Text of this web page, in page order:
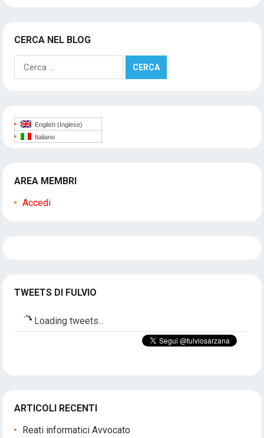
CERCA NEL BLOG
Ricerca
per:
English (Inglese)
Italiano
AREA MEMBRI
Accedi
TWEETS DI FULVIO
Loading tweets...
ARTICOLI RECENTI
Reati informatici Avvocato